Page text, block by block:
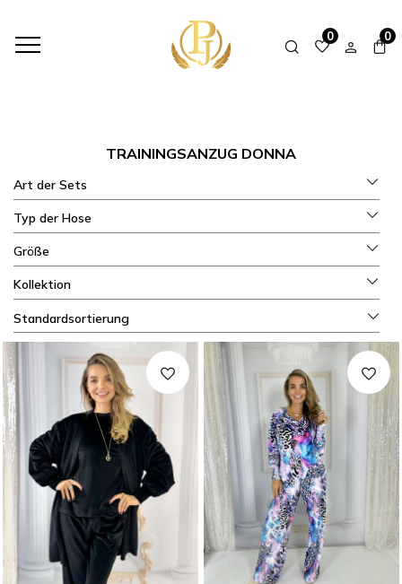
0 0
HERBST-WINTER-SETS
TRAININGSANZUG DONNA
Standardsortierung
Art der Sets
Typ der Hose
Größe
Kollektion